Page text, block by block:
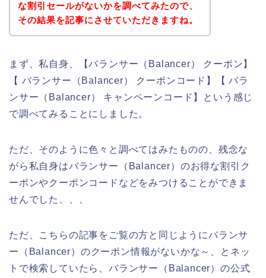
な割引セールがないかを調べてみたので、
その結果を記事にさせていただきますね。
まず、私自身、【バランサー（Balancer） クーポン】
【 バランサー（Balancer） クーポンコード】【 バラ
ンサー（Balancer） キャンペーンコード】という感じ
で調べてみることにしました。
ただ、そのように色々と調べてはみたものの、残念な
がら私自身はバランサー（Balancer）のお得な割引ク
ーポンやクーポンコードなどをみつけることができま
せんでした、、、
ただ、こちらの記事をご覧の方と同じようにバランサ
ー（Balancer）のクーポン情報がないかな～、とネッ
トで検索していたら、バランサー（Balancer）の公式